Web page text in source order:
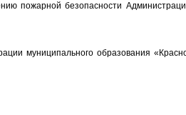
пожарной безопасности
муниципального образования